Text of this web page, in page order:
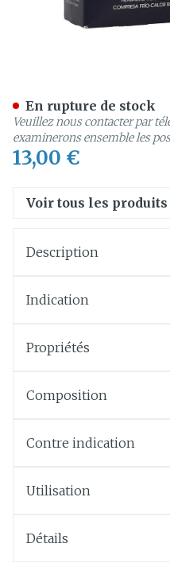
13,00 €
En rupture de stock
Veuillez nous contacter par
examinerons ensemble les
Voir tous les produits
Description
Indication
Propriétés
Composition
Contre indication
Utilisation
Détails